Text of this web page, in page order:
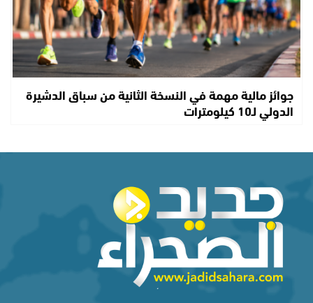
جوائز مالية مهمة في النسخة الثانية من سباق الدشيرة
الدولي لـ10 كيلومترات